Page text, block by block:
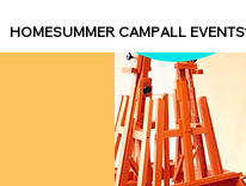
HOMESUMMER CAMPALL EVENTS